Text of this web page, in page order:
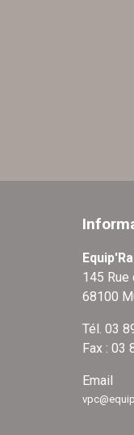
145 Rue
68100
Tél. 03
Fax : 03
Email